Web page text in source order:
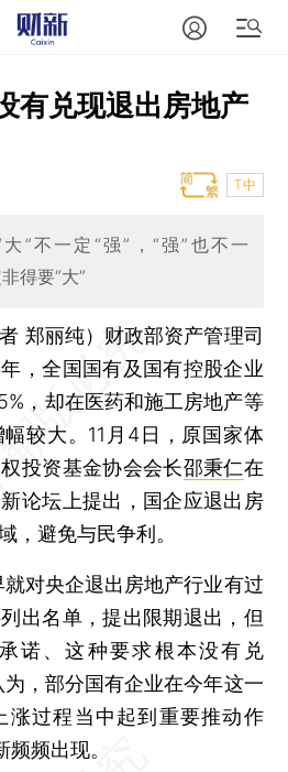
有兑现退出房地产
T中
”不一定“强”，“强”也不一
得要“大”
郑丽纯） 财政部资产管理司
，全国国有及国有控股企业
，却在医药和施工房地产等
较大。11月4日，原国家体
投资基金协会会长邵秉仁在
论坛上提出，国企应退出房
，避免与民争利。
对央企退出房地产行业有过
出名单，提出限期退出，但
诺、这种要求根本没有兑
，部分国有企业在今年这一
涨过程当中起到重要推动作
频频出现。